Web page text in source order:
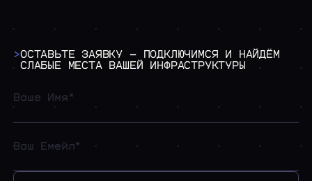
>ОСТАВЬТЕ ЗАЯВКУ — ПОДКЛЮЧИМСЯ И
НАЙДЁМ
СЛАБЫЕ
МЕСТА ВАШЕЙ ИНФРАСТРУКТУРЫ